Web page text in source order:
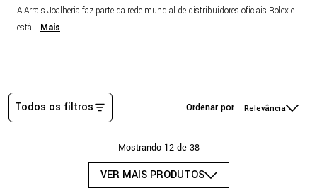
A Arrais Joalheria faz parte da rede mundial de distribuidores oficiais Rolex e
está... Mais
Todos os filtros Relevância
Mostrando 12 de 38